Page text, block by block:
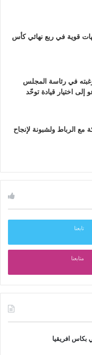
قوية في ربع نهائي كأس
في رئاسة المجلس
إلى اختيار قيادة توحّد
مع الرباط ولشبونة لإنجاح
تابعنا
متابعنا
بكاس افريقيا